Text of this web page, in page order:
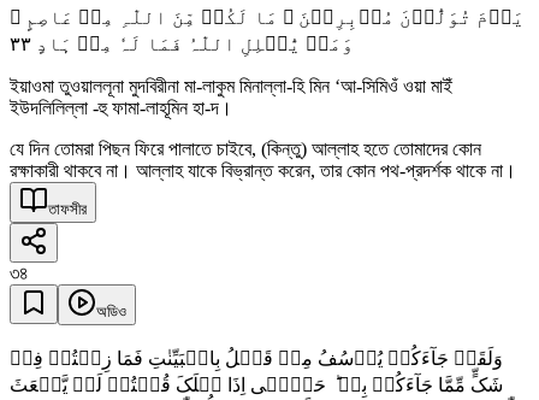
یَوۡمَ تُوَلُّوۡنَ مُدۡبِرِیۡنَ ۚ مَا لَکُمۡ مِّنَ اللّٰہِ مِنۡ عَاصِمٍ ۚ
وَمَنۡ یُّضۡلِلِ اللّٰہُ فَمَا لَہٗ مِنۡ ہَادٍ ٣٣
ইয়াওমা তুওয়াললূনা মুদবিরীনা মা-লাকুম মিনাল্লা-হি মিন ‘আ-সিমিওঁ ওয়া মাইঁ
ইউদলিলিল্লা -হু ফামা-লাহূমিন হা-দ।
যে দিন তোমরা পিছন ফিরে পালাতে চাইবে, (কিন্তু) আল্লাহ হতে তোমাদের কোন
রক্ষাকারী থাকবে না। আল্লাহ যাকে বিভ্রান্ত করেন, তার কোন পথ-প্রদর্শক থাকে না।
তাফসীর
৩৪
অডিও
وَلَقَدۡ جَآءَکُمۡ یُوۡسُفُ مِنۡ قَبۡلُ بِالۡبَیِّنٰتِ فَمَا زِلۡتُمۡ فِیۡ
شَکٍّ مِّمَّا جَآءَکُمۡ بِہٖ ؕ حَتّٰۤی اِذَا ہَلَکَ قُلۡتُمۡ لَنۡ یَّبۡعَثَ